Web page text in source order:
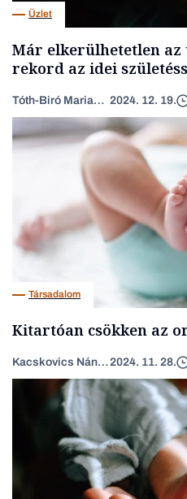
Üzlet
Már elkerülhetetlen az
rekord az idei
Tóth-Biró Marianna 2024. 12. 19.
Társadalom
Kitartóan csökken az
Kacskovics Nándor János 2024. 11. 28.